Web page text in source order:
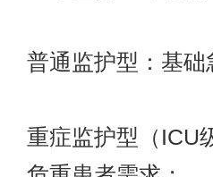
普通监护型：基
重症监护型（ICU